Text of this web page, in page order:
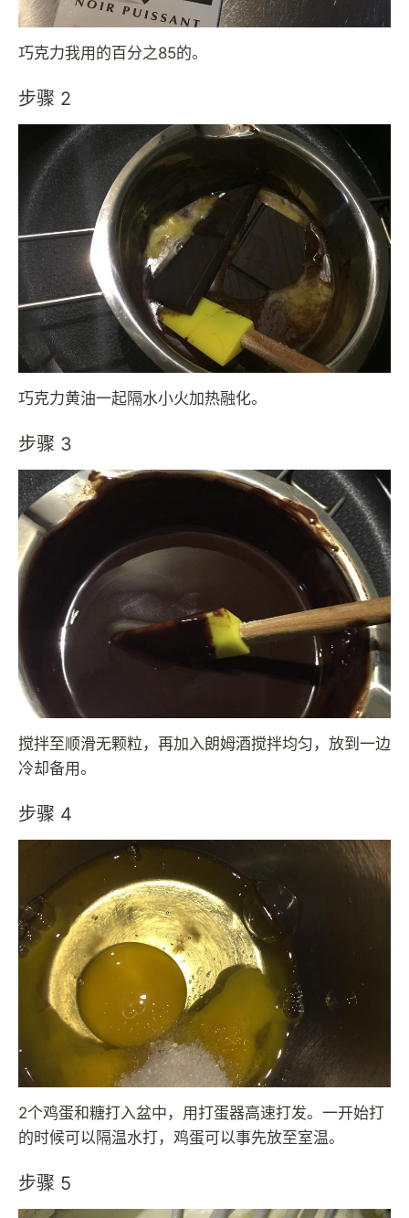
巧克力我用的百分之85的。
步骤 2
巧克力黄油一起隔水小火加热融化。
步骤 3
搅拌至顺滑无颗粒，再加入朗姆酒搅拌均匀，放到一边
冷却备用。
步骤 4
2个鸡蛋和糖打入盆中，用打蛋器高速打发。一开始打
的时候可以隔温水打，鸡蛋可以事先放至室温。
步骤 5